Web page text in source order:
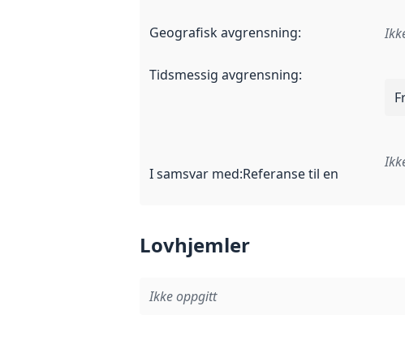
Geografisk avgrensning:
Tidsmessig avgrensning:
I samsvar med:Referanse til en
Lovhjemler
Ikke oppgitt